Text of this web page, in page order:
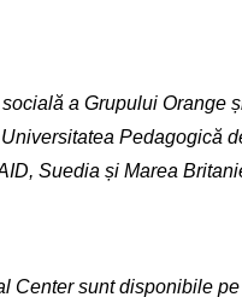
a Grupului Orange
Pedagogică
Suedia și Marea
Center sunt disponibile pe